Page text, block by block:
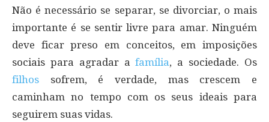
Não é necessário se separar, se divorciar, o mais
importante é se sentir livre para amar. Ninguém
deve ficar preso em conceitos, em imposições
sociais para agradar afamília, a sociedade. Os
filhos sofrem, é verdade, mas crescem e
caminham no tempo com os seus ideais para
seguirem suas vidas.